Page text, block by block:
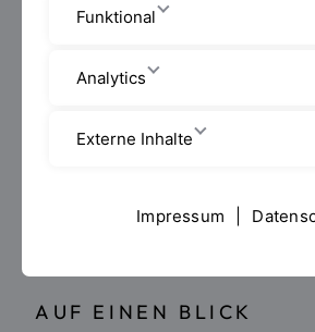
AUF EINEN BLICK
Funktional
Analytics
Externe Inhalte
Impressum